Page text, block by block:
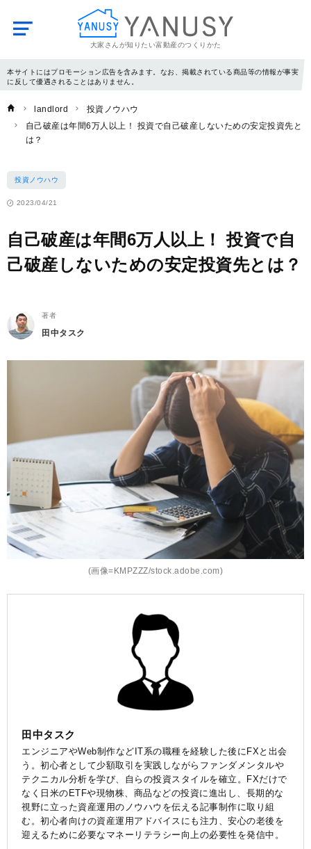
大家さんが知りたい富動産のつくりかた
YANUSY
本サイトにはプロモーション広告を含みます。なお、掲載されている商品等の情報が事実
に反して優遇されることはありません。
landlord
投資ノウハウ
自己破産は年間6万人以上！ 投資で自己破産しないための安定投資先と
は？
投資ノウハウ
2023/04/21
自己破産は年間6万人以上！ 投資で自
己破産しないための安定投資先とは？
著者
田中タスク
(画像=KMPZZZ/stock.adobe.com)
田中タスク
エンジニアやWeb制作などIT系の職種を経験した後にFXと出会
う。初心者として少額取引を実践しながらファンダメンタルや
テクニカル分析を学び、自らの投資スタイルを確立。FXだけで
なく日米のETFや現物株、商品などの投資に進出し、長期的な
視野に立った資産運用のノウハウを伝える記事制作に取り組
む。初心者向けの資産運用アドバイスにも注力、安心の老後を
迎えるために必要なマネーリテラシー向上の必要性を発信中。